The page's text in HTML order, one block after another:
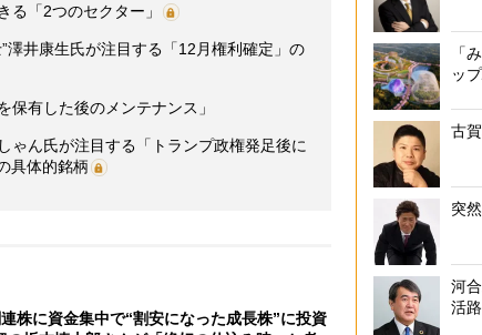
る「2つのセクター」
澤井康生氏が注目する「12月権利確定」の
有した後のメンテナンス」
ゃん氏が注目する「トランプ政権発足後に
具体的銘柄
株に資金集中で“割安になった成長株”に投資
「
ッ
古
突
河
活路